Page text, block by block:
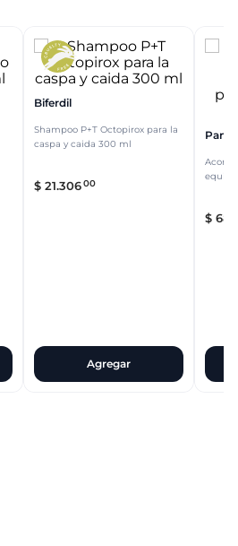
Biferdil
Shampoo P+T Octopirox para la
caspa y caida 300 ml
$ 21.30600
Agregar
$